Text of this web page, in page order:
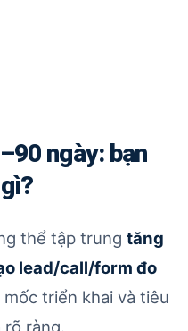
ngày: bạn
thể tập trung tăng
lead/call/form đo
triển khai và tiêu
rõ ràng.